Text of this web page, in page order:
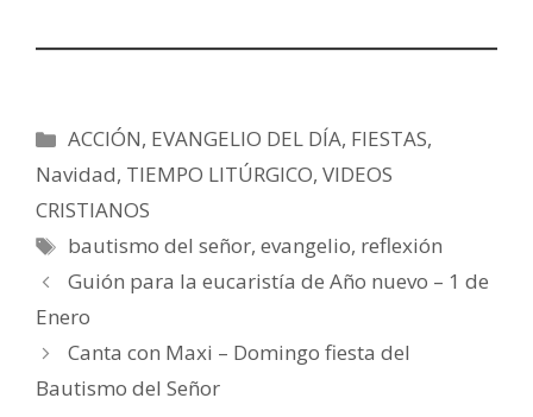
Categorías
ACCIÓN, EVANGELIO DEL DÍA, FIESTAS,
Navidad, TIEMPO LITÚRGICO, VIDEOS
CRISTIANOS
Etiquetas
bautismo del señor,evangelio, reflexión
Guión para la eucaristía de Año nuevo – 1 de
Enero
Canta con Maxi – Domingo fiesta del
Bautismo del Señor